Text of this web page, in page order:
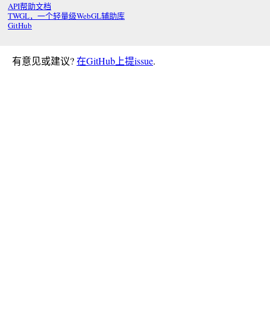
API帮助文档
TWGL，一个轻量级WebGL辅助库
GitHub
有意见或建议?在GitHub上提issue.